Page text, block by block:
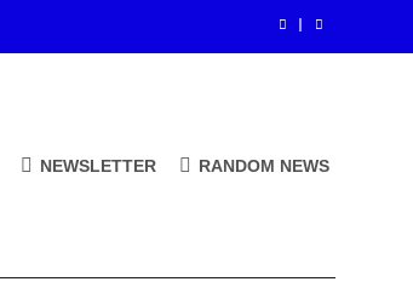
Gunung Dono Desa
di SDN Kemantren
Maulana Ishaq di
NEWSLETTER RANDOM NEWS